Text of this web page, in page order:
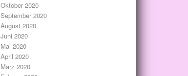
Oktober 2020
September 2020
August 2020
Juni 2020
Mai 2020
April 2020
März 2020